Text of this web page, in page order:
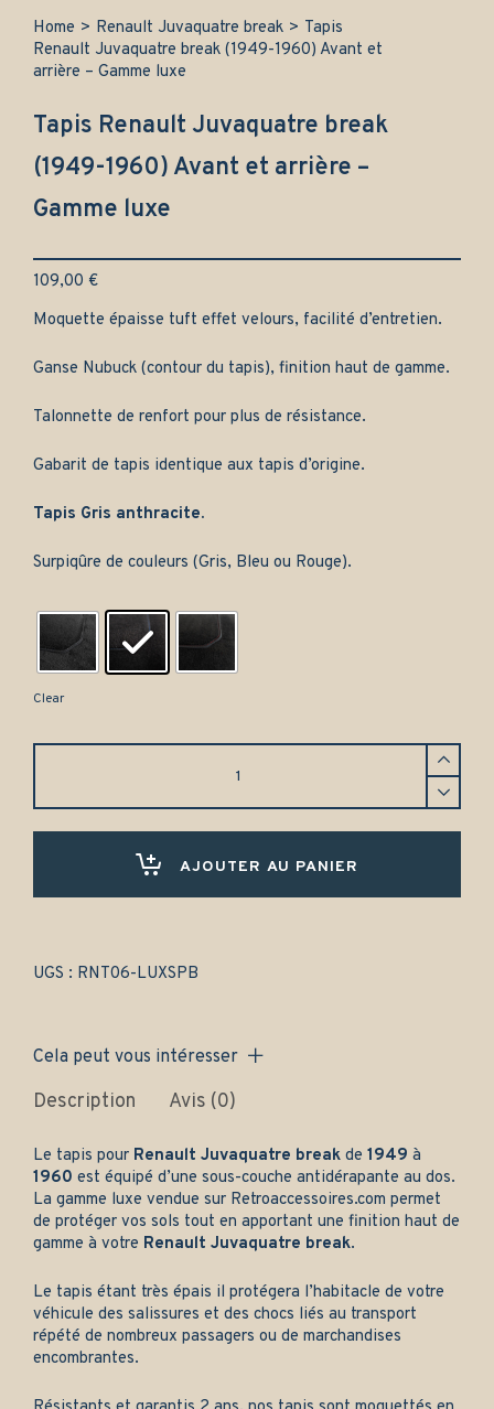
Home > Renault Juvaquatre break > Tapis
Renault Juvaquatre break (1949-1960) Avant et
arrière – Gamme luxe
Tapis Renault Juvaquatre break
(1949-1960) Avant et arrière –
Gamme luxe
109,00 €
Moquette épaisse tuft effet velours, facilité d’entretien.
Ganse Nubuck (contour du tapis), finition haut de gamme.
Talonnette de renfort pour plus de résistance.
Gabarit de tapis identique aux tapis d’origine.
Tapis Gris anthracite.
Surpiqûre de couleurs (Gris, Bleu ou Rouge).
Clear
Gamme
AJOUTER AU PANIER
UGS : RNT06-LUXSPB
Cela peut vous intéresser
Description Avis (0)
Le tapis pour Renault Juvaquatre break de 1949 à
1960 est équipé d’une sous-couche antidérapante au dos.
La gamme luxe vendue sur Retroaccessoires.com permet
de protéger vos sols tout en apportant une finition haut de
gamme à votre Renault Juvaquatre break.
Le tapis étant très épais il protégera l’habitacle de votre
véhicule des salissures et des chocs liés au transport
répété de nombreux passagers ou de marchandises
encombrantes.